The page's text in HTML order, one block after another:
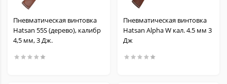
Пневматическая винтовка
Hatsan 55S (дерево), калибр
4,5 мм, 3 Дж.
Пневматическая винтовка
Hatsan Alpha W кал. 4.5 мм 3
Дж